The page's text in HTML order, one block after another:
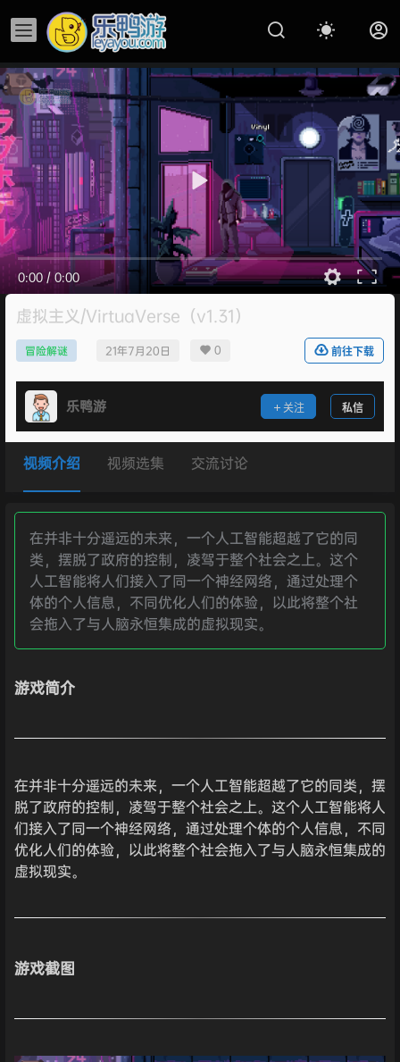
0:00/ 0:00
虚拟主义/VirtuaVerse（v1.31）
冒险解谜 21年7月20日 0 前往下载
乐鸭游 关注 私信
视频介绍 视频选集 交流讨论
在并非十分遥远的未来，一个人工智能超越了它的同
类，摆脱了政府的控制，凌驾于整个社会之上。这个
人工智能将人们接入了同一个神经网络，通过处理个
体的个人信息，不同优化人们的体验，以此将整个社
会拖入了与人脑永恒集成的虚拟现实。
游戏简介
在并非十分遥远的未来，一个人工智能超越了它的同类，摆
脱了政府的控制，凌驾于整个社会之上。这个人工智能将人
们接入了同一个神经网络，通过处理个体的个人信息，不同
优化人们的体验，以此将整个社会拖入了与人脑永恒集成的
虚拟现实。
游戏截图